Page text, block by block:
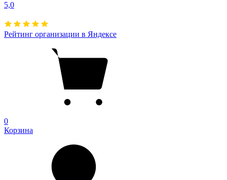
5,0
Рейтинг организации в Яндексе
0
Корзина